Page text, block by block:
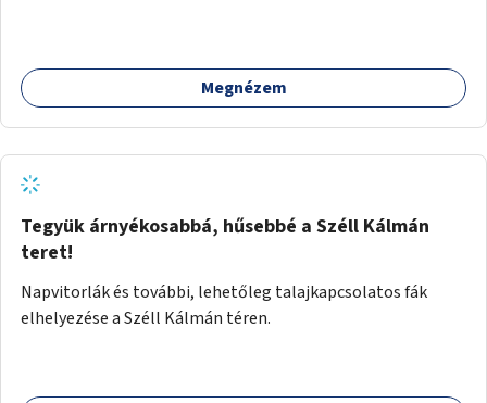
Megnézem
Tegyük árnyékosabbá, hűsebbé a Széll Kálmán
teret!
Napvitorlák és további, lehetőleg talajkapcsolatos fák
elhelyezése a Széll Kálmán téren.